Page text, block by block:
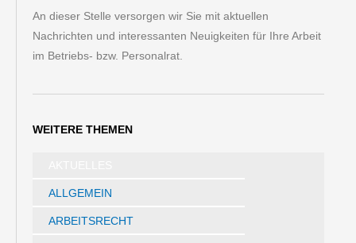
An dieser Stelle versorgen wir Sie mit aktuellen
Nachrichten und interessanten Neuigkeiten für Ihre Arbeit
im Betriebs- bzw. Personalrat.
WEITERE THEMEN
ALLGEMEIN
ARBEITSRECHT